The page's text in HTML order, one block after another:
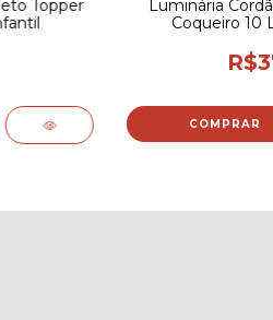
Topper
Luminária
Coqueiro 10